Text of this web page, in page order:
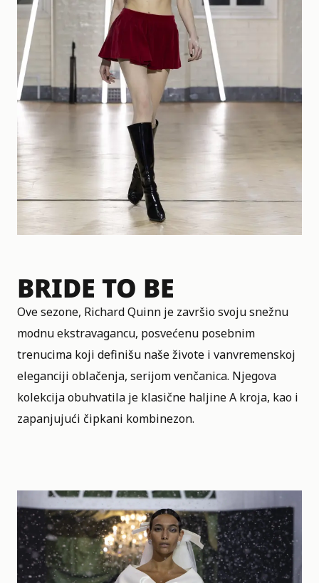
BRIDE TO BE
Ove sezone, Richard Quinn je završio svoju snežnu
modnu ekstravagancu, posvećenu posebnim
trenucima koji definišu naše živote i vanvremenskoj
eleganciji oblačenja, serijom venčanica. Njegova
kolekcija obuhvatila je klasične haljine A kroja, kao i
zapanjujući čipkani kombinezon.